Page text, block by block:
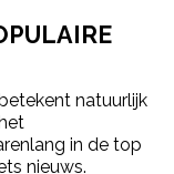
natuurlijk
in de top
nieuws.